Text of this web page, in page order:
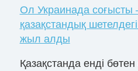
Ол Украинада соғысты
қазақстандық
жыл алды
Қазақстанда енді